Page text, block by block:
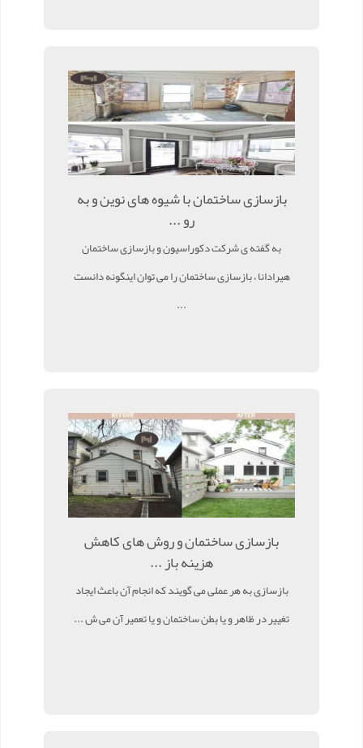
بازسازی ساختمان با شیوه های نوین و به
رو ...
به گفته ی شرکت دکوراسیون و بازسازی ساختمان
هیرادانا ، بازسازی ساختمان را می توان اینگونه دانست
...
بازسازی ساختمان و روش های کاهش
هزینه باز ...
بازسازی به هر عملی می گویند که انجام آن باعث ایجاد
تغییر در ظاهر و یا بطن ساختمان و یا تعمیر آن می ش ...